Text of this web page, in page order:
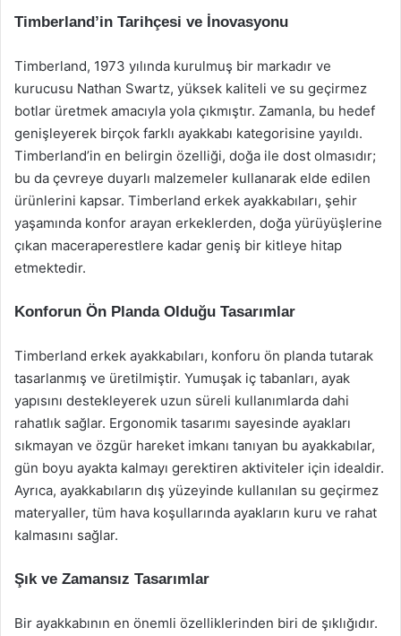
Timberland’in Tarihçesi ve İnovasyonu
Timberland, 1973 yılında kurulmuş bir markadır ve
kurucusu Nathan Swartz, yüksek kaliteli ve su geçirmez
botlar üretmek amacıyla yola çıkmıştır. Zamanla, bu hedef
genişleyerek birçok farklı ayakkabı kategorisine yayıldı.
Timberland’in en belirgin özelliği, doğa ile dost olmasıdır;
bu da çevreye duyarlı malzemeler kullanarak elde edilen
ürünlerini kapsar. Timberland erkek ayakkabıları, şehir
yaşamında konfor arayan erkeklerden, doğa yürüyüşlerine
çıkan maceraperestlere kadar geniş bir kitleye hitap
etmektedir.
Konforun Ön Planda Olduğu Tasarımlar
Timberland erkek ayakkabıları, konforu ön planda tutarak
tasarlanmış ve üretilmiştir. Yumuşak iç tabanları, ayak
yapısını destekleyerek uzun süreli kullanımlarda dahi
rahatlık sağlar. Ergonomik tasarımı sayesinde ayakları
sıkmayan ve özgür hareket imkanı tanıyan bu ayakkabılar,
gün boyu ayakta kalmayı gerektiren aktiviteler için idealdir.
Ayrıca, ayakkabıların dış yüzeyinde kullanılan su geçirmez
materyaller, tüm hava koşullarında ayakların kuru ve rahat
kalmasını sağlar.
Şık ve Zamansız Tasarımlar
Bir ayakkabının en önemli özelliklerinden biri de şıklığıdır.